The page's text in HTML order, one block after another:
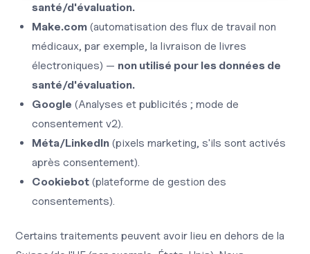
santé/d'évaluation.
Make.com (automatisation des flux de travail non
médicaux, par exemple, la livraison de livres
électroniques) — non utilisé pour les données de
santé/d'évaluation.
Google (Analyses et publicités ; mode de
consentement v2).
Méta/LinkedIn (pixels marketing, s'ils sont activés
après consentement).
Cookiebot (plateforme de gestion des
consentements).
Certains traitements peuvent avoir lieu en dehors de la